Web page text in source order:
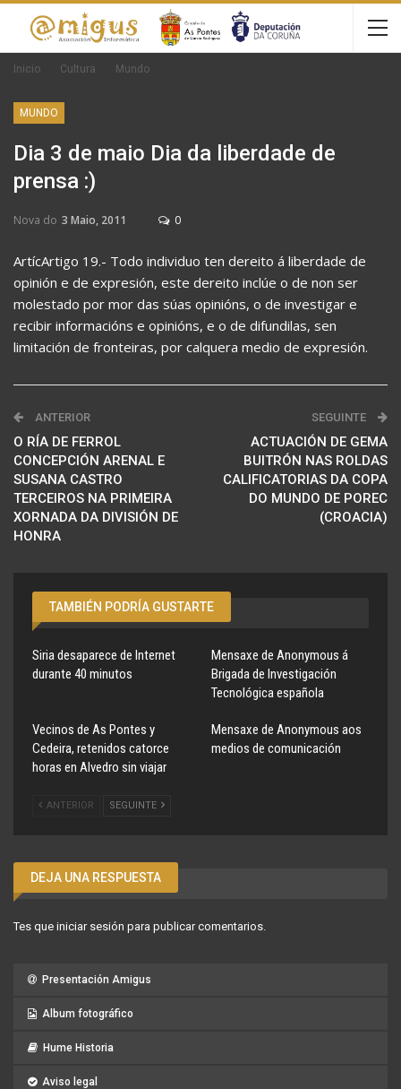
Inicio Cultura Mundo
MUNDO
Dia 3 de maio Dia da liberdade de
prensa :)
Nova do 3 Maio, 2011 0
ArtícArtigo 19.- Todo individuo ten dereito á liberdade de
opinión e de expresión, este dereito inclúe o de non ser
molestado por mor das súas opinións, o de investigar e
recibir informacións e opinións, e o de difundilas, sen
limitación de fronteiras, por calquera medio de expresión.
ANTERIOR
O RÍA DE FERROL
CONCEPCIÓN ARENAL E
SUSANA CASTRO
TERCEIROS NA PRIMEIRA
XORNADA DA DIVISIÓN DE
HONRA
SEGUINTE
ACTUACIÓN DE GEMA
BUITRÓN NAS ROLDAS
CALIFICATORIAS DA COPA
DO MUNDO DE POREC
(CROACIA)
TAMBIÉN PODRÍA GUSTARTE
Siria desaparece de Internet
durante 40 minutos
Mensaxe de Anonymous á
Brigada de Investigación
Tecnológica española
Vecinos de As Pontes y
Cedeira, retenidos catorce
horas en Alvedro sin viajar
Mensaxe de Anonymous aos
medios de comunicación
ANTERIOR SEGUINTE
DEJA UNA RESPUESTA
Tes que iniciar sesión para publicar comentarios.
Presentación Amigus
Album fotográfico
Hume Historia
Aviso legal